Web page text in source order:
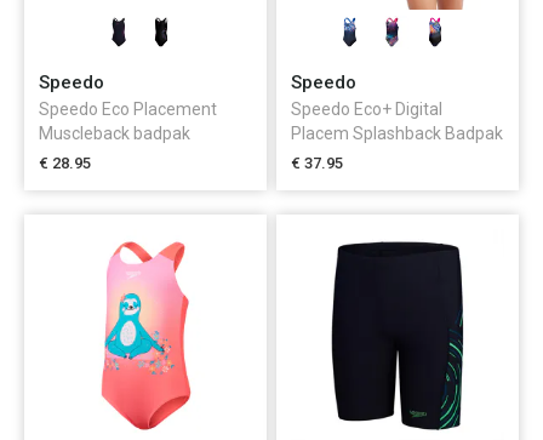
Speedo
Speedo Eco Placement
Muscleback badpak
Meisjes
€ 28.95
Speedo
Speedo Eco+ Digital
Placem Splashback Badpak
Meisjes
€ 37.95